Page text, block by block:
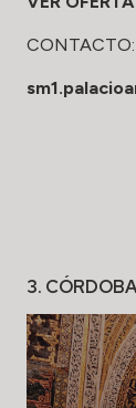
CONTACTO:
3.